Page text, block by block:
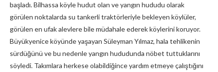
başladı. Bilhassa köyle hudut olan ve yangın hududu olarak
görülen noktalarda su tankerli traktörleriyle bekleyen köylüler,
görülen en ufak alevlere bile müdahale ederek köylerini koruyor.
Büyükyenice köyünde yaşayan Süleyman Yılmaz, hala tehlikenin
sürdüğünü ve bu nedenle yangın hududunda nöbet tuttuklarını
söyledi. Takımlara herkese olabildiğince yardım etmeye çalıştığını